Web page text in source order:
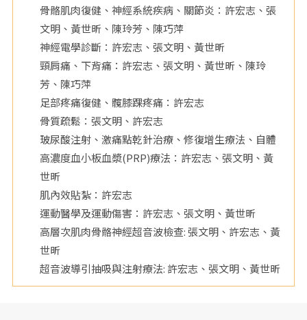
骨骼肌肉復健、神經系統疾病、關節炎：許宏志、張
文明、黃世昕、陳玲芳、陳巧萍
神經電學診斷：許宏志、張文明、黃世昕
頸肩痛、下背痛：許宏志、張文明、黃世昕、陳玲
芳、陳巧萍
足部疼痛復健、髖膝踝疼痛：許宏志
骨質疏鬆：張文明、許宏志
玻尿酸注射、激痛點乾針治療、修復增生療法、自體
高濃度血小板血漿(PRP)療法：許宏志、張文明、黃
世昕
肌內效貼紮：許宏志
運動醫學及運動傷害：許宏志、張文明、黃世昕
高層次肌肉骨骼神經超音波檢查: 張文明、許宏志、黃
世昕
超音波導引抽吸與注射療法: 許宏志、張文明、黃世昕